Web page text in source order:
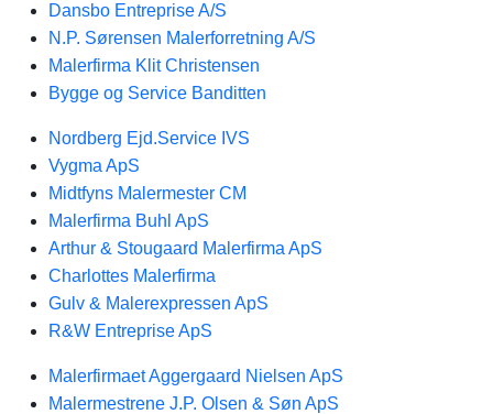
Dansbo Entreprise A/S
N.P. Sørensen Malerforretning A/S
Malerfirma Klit Christensen
Bygge og Service Banditten
Nordberg Ejd.Service IVS
Vygma ApS
Midtfyns Malermester CM
Malerfirma Buhl ApS
Arthur & Stougaard Malerfirma ApS
Charlottes Malerfirma
Gulv & Malerexpressen ApS
R&W Entreprise ApS
Malerfirmaet Aggergaard Nielsen ApS
Malermestrene J.P. Olsen & Søn ApS